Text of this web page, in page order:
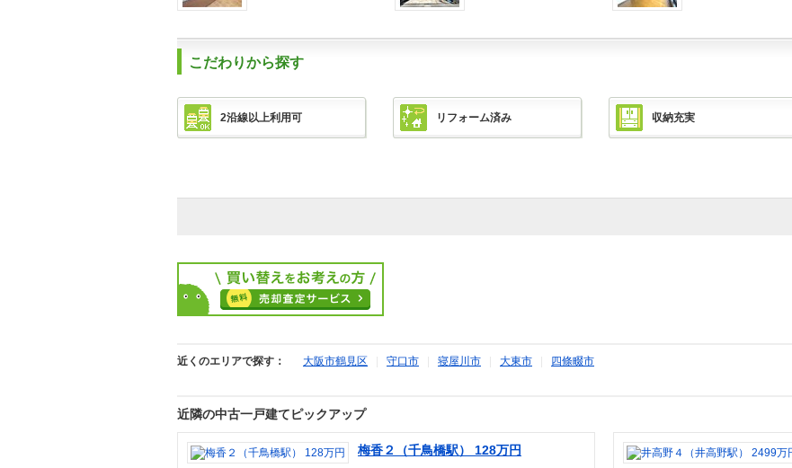
こだわりから探す
2沿線以上利用可 リフォーム済み 収納充実
近くのエリアで探す： 大阪市鶴見区 守口市 寝屋川市 大東市 四條畷市
近隣の中古一戸建てピックアップ
梅香２（千鳥橋駅） 128万円